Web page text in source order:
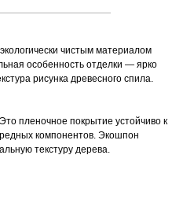
чистым материалом
особенность отделки — ярко
рисунка древесного спила.
пленочное покрытие устойчиво к
компонентов. Экошпон
текстуру дерева.